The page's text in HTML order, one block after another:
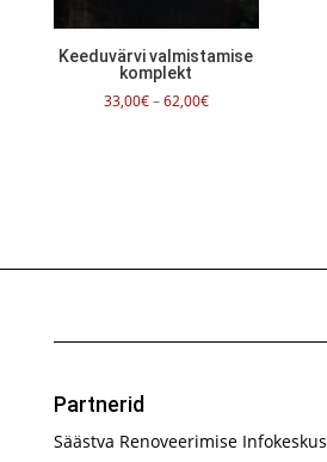
Keeduvärvi valmistamise
komplekt
33,00€–62,00€Hinnavahemik:
Partnerid
Säästva Renoveerimise Infokeskus